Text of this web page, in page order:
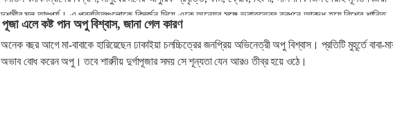
দশমীর মূল তাৎপর্য। এ প্রবৃত্তিগুলোকে বিসর্জন দিয়ে একে অন্যের সঙ্গে ভ্রাতৃত্বের বন্ধনে আবদ্ধ হয়ে বিশ্বে শান্তি
প্রতিষ্ঠা করাই এ আয়োজনের উদ্দেশ্য।
পূজা এলে কষ্ট পান অপু বিশ্বাস, জানা গেল কারণ
অনেক বছর আগে মা-বাবাকে হারিয়েছেন ঢাকাইয়া চলচ্চিত্রের জনপ্রিয় অভিনেত্রী অপু বিশ্বাস। প্রতিটি মুহূর্তে বাবা-
অভাব বোধ করেন অপু। তবে শারদীয় দুর্গাপূজার সময় সে শূন্যতা যেন আরও তীব্র হয়ে ওঠে।